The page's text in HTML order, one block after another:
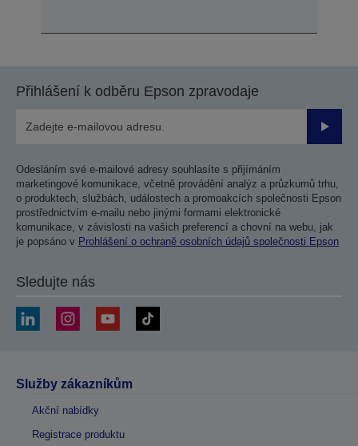
Přihlášení k odběru Epson zpravodaje
Odesláním své e-mailové adresy souhlasíte s přijímáním
marketingové komunikace, včetně provádění analýz a průzkumů trhu,
o produktech, službách, událostech a promoakcích společnosti Epson
prostřednictvím e-mailu nebo jinými formami elektronické
komunikace, v závislosti na vašich preferencí a chovní na webu, jak
je popsáno v Prohlášení o ochraně osobních údajů společnosti Epson
Sledujte nás
Služby zákazníkům
Akční nabídky
Registrace produktu